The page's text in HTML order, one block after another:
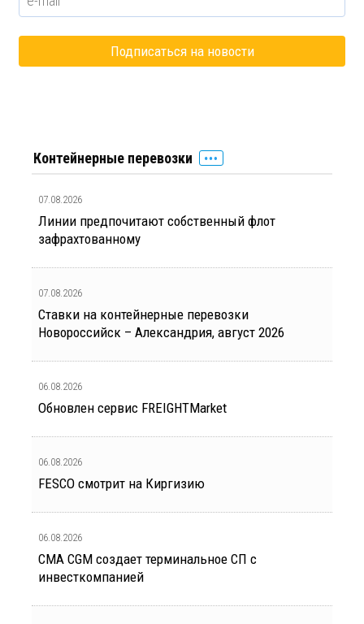
Контейнерные перевозки
07.08.2026
Линии предпочитают собственный флот
зафрахтованному
07.08.2026
Ставки на контейнерные перевозки
Новороссийск – Александрия, август 2026
06.08.2026
Обновлен сервис FREIGHTMarket
06.08.2026
FESCO смотрит на Киргизию
06.08.2026
CMA CGM создает терминальное СП с
инвесткомпанией